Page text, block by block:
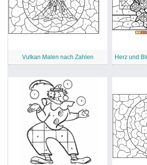
Vulkan Malen nach Zahlen